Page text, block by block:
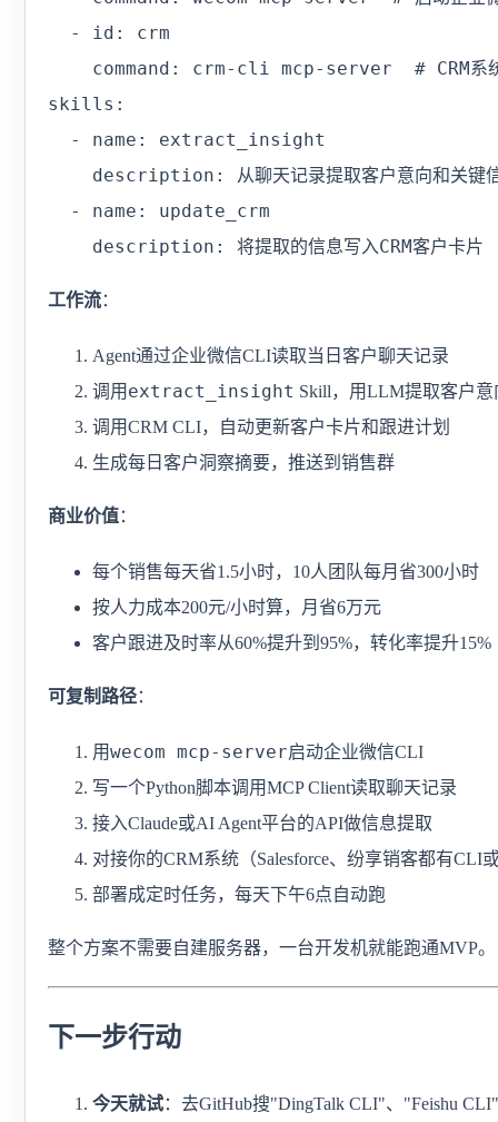
  - id: crm
command: crm-cli mcp-server  # CRM系
skills:
  - name: extract_insight
description: 从聊天记录提取客户意向和关键
  - name: update_crm
    description: 将提取的信息写入CRM客户卡片
工作流：
Agent通过企业微信CLI读取当日客户聊天记录
调用 extract_insight Skill，用LLM提取客户
调用CRM CLI，自动更新客户卡片和跟进计划
生成每日客户洞察摘要，推送到销售群
商业价值：
每个销售每天省1.5小时，10人团队每月省300小时
按人力成本200元/小时算，月省6万元
客户跟进及时率从60%提升到95%，转化率提升15%
可复制路径：
用wecom mcp-server启动企业微信CLI
写一个Python脚本调用MCP Client读取聊天记录
接入Claude或AI Agent平台的API做信息提取
对接你的CRM系统（Salesforce、纷享销客都有CLI
部署成定时任务，每天下午6点自动跑
整个方案不需要自建服务器，一台开发机就能跑通MVP。
下一步行动
今天就试：去GitHub搜"DingTalk CLI"、"Feishu